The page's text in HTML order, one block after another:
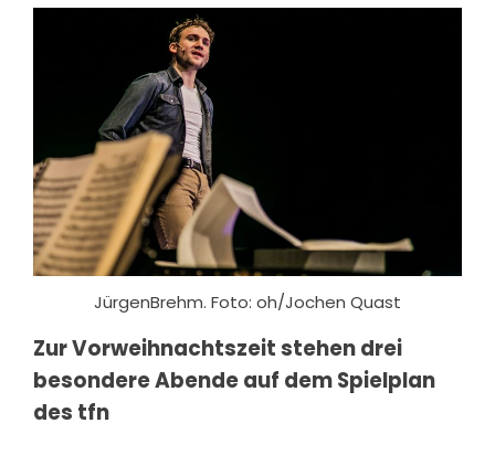
JürgenBrehm. Foto: oh/Jochen Quast
Zur Vorweihnachtszeit stehen drei
besondere Abendeauf dem Spielplan
des tfn